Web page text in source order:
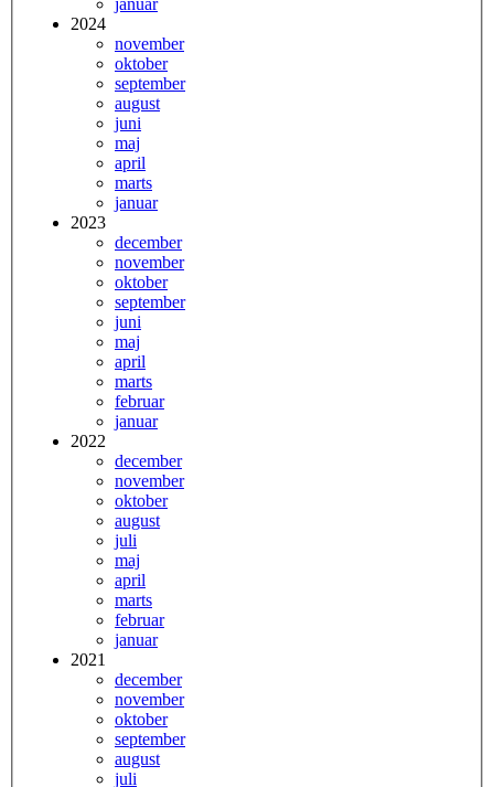
januar
2024
november
oktober
september
august
juni
maj
april
marts
januar
2023
december
november
oktober
september
juni
maj
april
marts
februar
januar
2022
december
november
oktober
august
juli
maj
april
marts
februar
januar
2021
december
november
oktober
september
august
juli